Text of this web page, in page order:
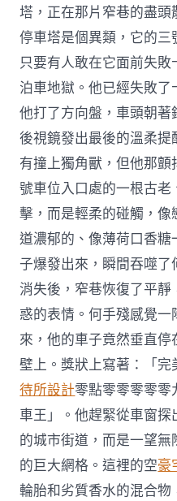
塔，正在那片窄巷的盡
停車塔是個異類，它的
只要有人敢在它面前失
泊車地獄。他已經失敗了
他打了方向盤，車頭朝著
後視鏡發出最後的溫柔
有撞上獨角獸，但他那
號車位入口處的一根古
擊，而是輕柔的碰觸，
道濃郁的、像薄荷口香
子爆發出來，瞬間吞噬
消失後，窄巷恢復了平
惑的表情。何手殘感覺
來，他的車子竟然垂直
壁上。獎狀上寫著：「
待所設計零點零零零零零
車王」。他趕緊從車窗
的城市街道，而是一望
的巨大網格。這裡的空豪
輪胎和劣質香水的混合